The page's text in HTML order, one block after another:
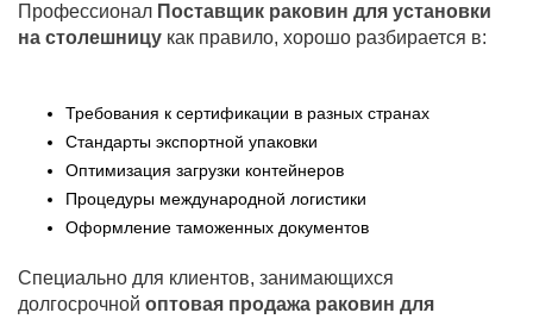
Профессионал Поставщик раковин для установки
на столешницу как правило, хорошо разбирается в:
Требования к сертификации в разных странах
Стандарты экспортной упаковки
Оптимизация загрузки контейнеров
Процедуры международной логистики
Оформление таможенных документов
Специально для клиентов, занимающихся
долгосрочной оптовая продажа раковин для